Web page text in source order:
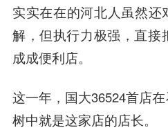
实实在在的河北人虽然
解，但执行力极强，直接
成成便利店。
这一年，国大36524首店
树中就是这家店的店长。